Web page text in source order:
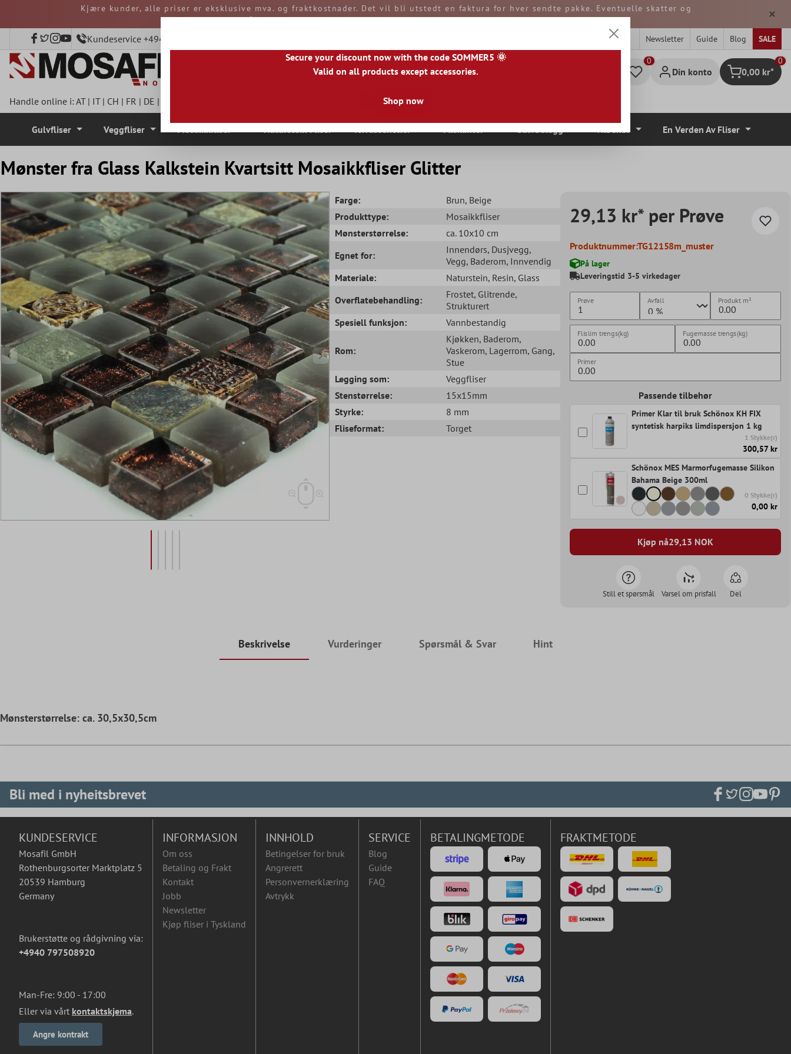
Kjære kunder, alle priser er eksklusive mva. og fraktkostnader. Det vil bli utstedt en faktura for hver sendte pakke. Eventuelle skatter og
avgifter må betales av deg ved mottak av varene. Alle varer sendes fra TYSKLAND.
Kundeservice +4940 797508920 Newsletter Guide Blog SALE
Din konto Handlekurv
0
0,00 kr*
Handle online i:AT| IT| CH | FR | DE | |NO|HU|
Gulvfliser Veggfliser En Verden Av Fliser
Mønster fra Glass Kalkstein Kvartsitt Mosaikkfliser Glitter
Farge: Brun, Beige
Produkttype:
Mosaikkfliser
Mønsterstørrelse:
ca. 10x10 cm
Egnet for:
Innendørs, Dusjvegg,
Vegg, Baderom, Innvendig
Materiale:
Naturstein, Resin, Glass
Overflatebehandling:
Frostet, Glitrende,
Strukturert
Spesiell funksjon:
Vannbestandig
Rom:
Kjøkken, Baderom,
Vaskerom, Lagerrom, Gang,
Stue
Legging som:
Veggfliser
Stenstørrelse:
15x15mm
Styrke:
8 mm
Fliseformat:
Torget
29,13 kr* per Prøve
Produktnummer:TG12158m_muster
På lager
Leveringstid 3-5 virkedager
Prøve Avfall Produkt m²
Flislim trengs(kg) Fugemasse trengs(kg)
Primer
Passende tilbehør
Primer Klar til bruk Schönox KH FIX
syntetisk harpiks limdispersjon 1 kg
1 Stykke(r)
300,57 kr
Schönox MES Marmorfugemasse Silikon
Bahama Beige 300ml
0 Stykke(r)
0,00 kr
Kjøp nå29,13 NOK
Still et spørsmål Varsel om prisfall Del
Beskrivelse Vurderinger Spørsmål & Svar Hint
Mønsterstørrelse: ca. 30,5x30,5cm
Bli med i nyheitsbrevet
KUNDESERVICE
Mosafil GmbH
Rothenburgsorter Marktplatz 5
20539 Hamburg
Germany
Brukerstøtte og rådgivning via:
+4940 797508920
Man-Fre: 9:00 - 17:00
Eller via vårt kontaktskjema.
Angre kontrakt
INFORMASJON
Om oss
Betaling og Frakt
Kontakt
Jobb
Newsletter
Kjøp fliser i Tyskland
INNHOLD
Betingelser for bruk
Angrerett
Personvernerklæring
Avtrykk
SERVICE
Blog
Guide
FAQ
BETALINGMETODE FRAKTMETODE
Secure your discount now with the code SOMMER5 🌞
Valid on all products except accessories.
Shop now